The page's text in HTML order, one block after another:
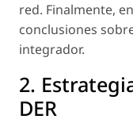
red. Finalmente,
conclusiones
integrador.
2.
DER